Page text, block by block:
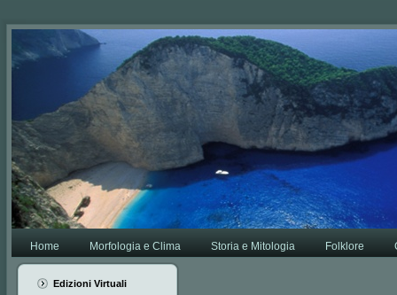
Home Morfologia e Clima Storia e Mitologia Folklore
Edizioni Virtuali